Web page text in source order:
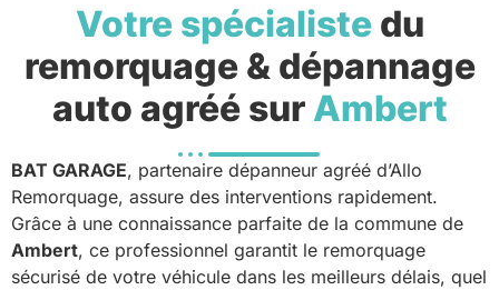
Votre spécialistedu
remorquage & dépannage
auto agréé sur Ambert
BAT GARAGE, partenaire dépanneur agréé d’Allo
Remorquage, assure des interventions rapidement.
Grâce à une connaissance parfaite de la commune de
Ambert, ce professionnel garantit le remorquage
sécurisé de votre véhicule dans les meilleurs délais, quel